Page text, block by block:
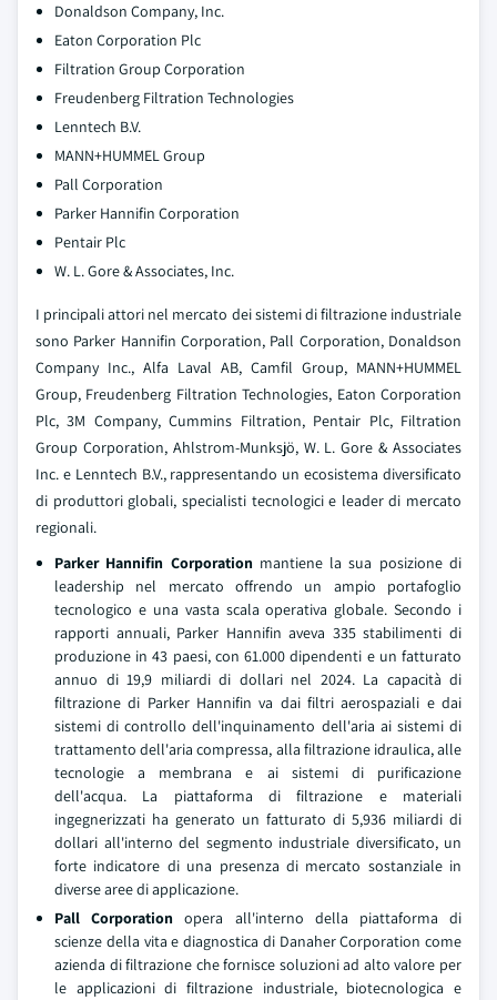
Donaldson Company, Inc.
Eaton Corporation Plc
Filtration Group Corporation
Freudenberg Filtration Technologies
Lenntech B.V.
MANN+HUMMEL Group
Pall Corporation
Parker Hannifin Corporation
Pentair Plc
W. L. Gore & Associates, Inc.
I principali attori nel mercato dei sistemi di filtrazione industriale
sono Parker Hannifin Corporation, Pall Corporation, Donaldson
Company Inc., Alfa Laval AB, Camfil Group, MANN+HUMMEL
Group, Freudenberg Filtration Technologies, Eaton Corporation
Plc, 3M Company, Cummins Filtration, Pentair Plc, Filtration
Group Corporation, Ahlstrom-Munksjö, W. L. Gore & Associates
Inc. e Lenntech B.V., rappresentando un ecosistema diversificato
di produttori globali, specialisti tecnologici e leader di mercato
regionali.
Parker Hannifin Corporation mantiene la sua posizione di
leadership nel mercato offrendo un ampio portafoglio
tecnologico e una vasta scala operativa globale. Secondo i
rapporti annuali, Parker Hannifin aveva 335 stabilimenti di
produzione in 43 paesi, con 61.000 dipendenti e un fatturato
annuo di 19,9 miliardi di dollari nel 2024. La capacità di
filtrazione di Parker Hannifin va dai filtri aerospaziali e dai
sistemi di controllo dell'inquinamento dell'aria ai sistemi di
trattamento dell'aria compressa, alla filtrazione idraulica, alle
tecnologie a membrana e ai sistemi di purificazione
dell'acqua. La piattaforma di filtrazione e materiali
ingegnerizzati ha generato un fatturato di 5,936 miliardi di
dollari all'interno del segmento industriale diversificato, un
forte indicatore di una presenza di mercato sostanziale in
diverse aree di applicazione.
Pall Corporation opera all'interno della piattaforma di
scienze della vita e diagnostica di Danaher Corporation come
azienda di filtrazione che fornisce soluzioni ad alto valore per
le applicazioni di filtrazione industriale, biotecnologica e